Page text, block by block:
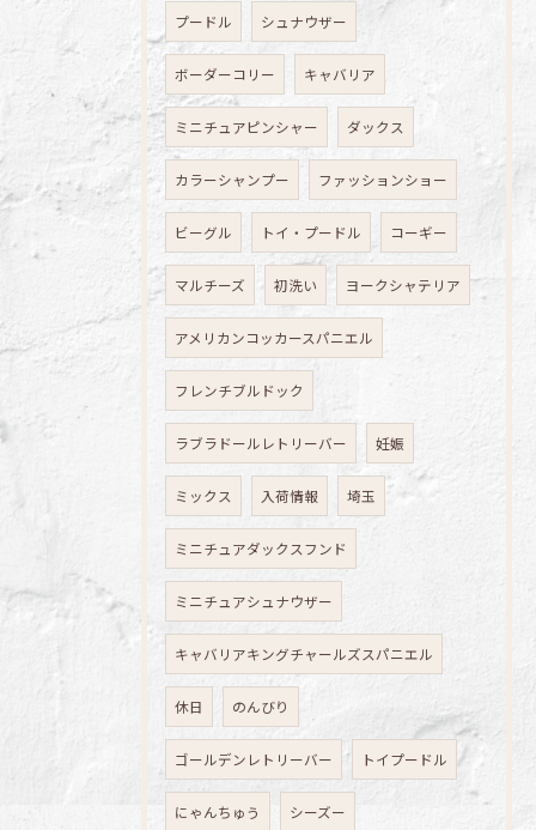
プードル シュナウザー
ボーダーコリー キャバリア
ミニチュアピンシャー ダックス
カラーシャンプー ファッションショー
ビーグル トイ・プードル コーギー
マルチーズ 初洗い ヨークシャテリア
アメリカンコッカースパニエル
フレンチブルドック
ラブラドールレトリーバー 妊娠
ミックス 入荷情報 埼玉
ミニチュアダックスフンド
ミニチュアシュナウザー
キャバリアキングチャールズスパニエル
休日 のんびり
ゴールデンレトリーバー トイプードル
にゃんちゅう シーズー